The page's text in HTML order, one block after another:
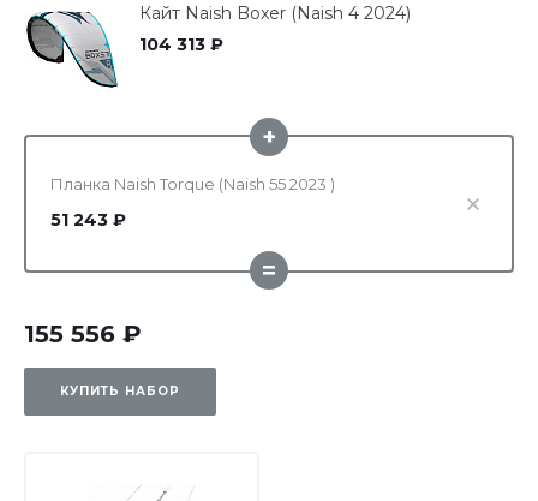
Кайт Naish Boxer (Naish 4 2024)
104 313 ₽
Планка Naish Torque (Naish 55 2023 )
51 243 ₽
+
=
155 556 ₽
КУПИТЬ НАБОР